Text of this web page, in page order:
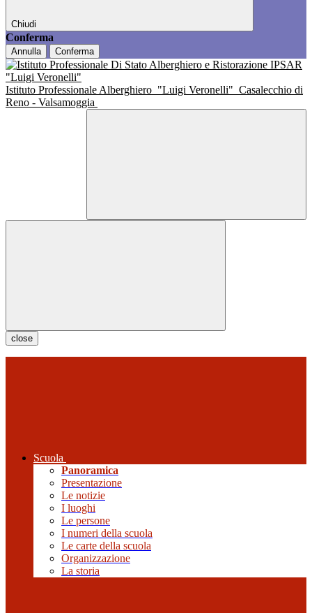
Chiudi
Conferma
Annulla Conferma
Istituto Professionale Alberghiero "Luigi Veronelli" Casalecchio di
Reno - Valsamoggia
close
Scuola
Panoramica
Presentazione
Le notizie
I luoghi
Le persone
I numeri della scuola
Le carte della scuola
Organizzazione
La storia